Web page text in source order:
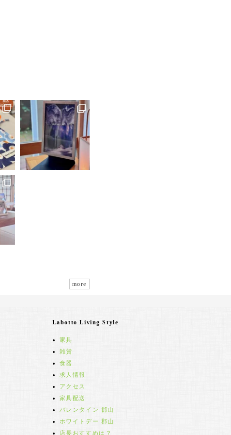
more
Labotto Living Style
家具
雑貨
食器
求人情報
アクセス
家具配送
バレンタイン 郡山
ホワイトデー 郡山
店長おすすめは？